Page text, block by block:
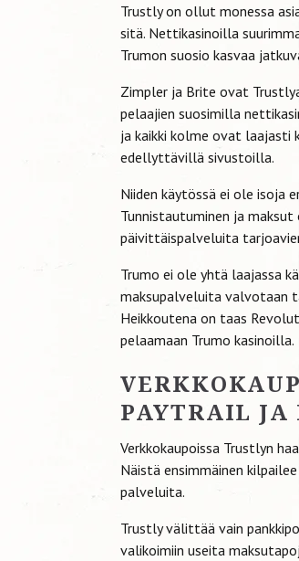
Trustly on ollut monessa
sitä. Nettikasinoilla
Trumon suosio kasvaa
Zimpler ja Brite ovat
pelaajien suosimilla
ja kaikki kolme ovat laajasti
edellyttävillä sivustoilla.
Niiden käytössä ei ole isoja
Tunnistautuminen ja
päivittäispalveluita
Trumo ei ole yhtä laajassa
maksupalveluita valvotaan
Heikkoutena on taas
pelaamaan Trumo kasinoilla.
PAYTRAIL JA
Verkkokaupoissa Trustlyn
Näistä ensimmäinen
palveluita.
Trustly välittää vain
valikoimiin useita